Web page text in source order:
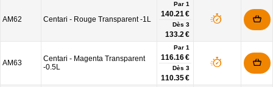
AM62 Centari - Rouge Transparent -1L
Par 1
140.21 €
Dès 3
133.2 €
AM63
Centari - Magenta Transparent
-0.5L
Par 1
116.16 €
Dès 3
110.35 €